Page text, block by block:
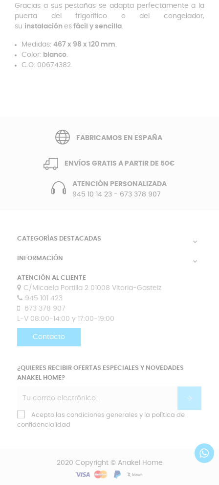
Gracias a sus pestañas se adapta perfectamente a la
puerta del frigorífico o del congelador,
su instalación es fácil y sencilla.
Medidas: 467 x 98 x 120 mm.
Color: blanco.
C.O: 00674382.
FABRICAMOS EN ESPAÑA
ENVÍOS GRATIS A PARTIR DE 50€
ATENCIÓN PERSONALIZADA
945 10 14 23- 673 378 907
CATEGORÍAS DESTACADAS 
INFORMACIÓN 
ATENCIÓN AL CLIENTE
C/Micaela Portilla 2 01008 Vitoria-Gasteiz
945 101 423
673 378 907
L-V 08:00-14:00 y 17:00-19:00
Contacto
¿QUIERES RECIBIR OFERTAS ESPECIALES Y NOVEDADES
ANAKEL HOME?
Acepto las condiciones generales y la política de
confidencialidad
2020 Copyright © Anakel Home